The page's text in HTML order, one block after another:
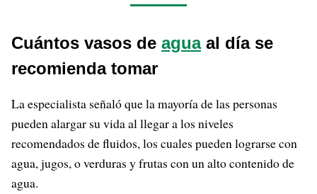
Cuántos vasos de aguaal día se
recomienda tomar
La especialista señaló que la mayoría de las personas
pueden alargar su vida al llegar a los niveles
recomendados de fluidos, los cuales pueden lograrse con
agua, jugos, o verduras y frutas con un alto contenido de
agua.